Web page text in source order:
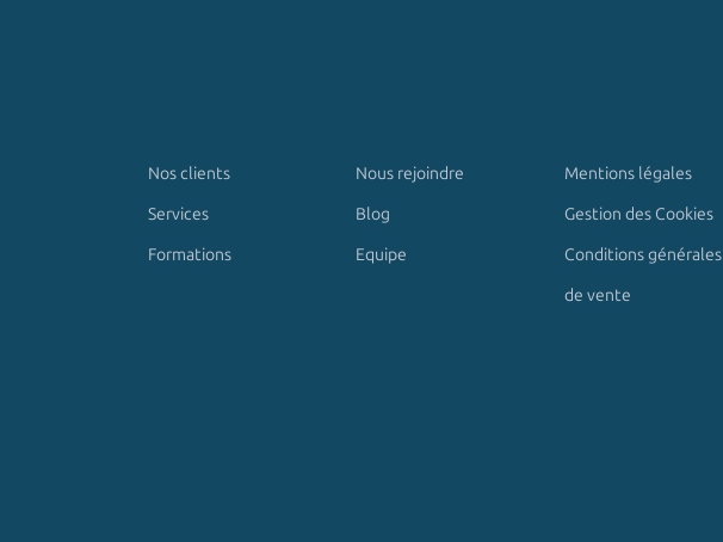
Nos clients
Services
Formations
Nous rejoindre
Blog
Equipe
Mentions légales
Gestion des Cookies
Conditions générales
de vente